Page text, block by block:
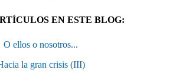
EN ESTE BLOG:
O ellos o nosotros...
la gran crisis (III)